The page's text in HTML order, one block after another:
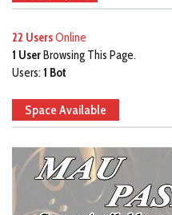
22 UsersOnline
1 UserBrowsing This Page.
Users: 1 Bot
Space Available